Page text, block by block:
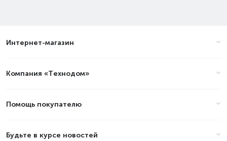
аккумуляторы в Алматы в 2026 году?
Цены на с экспресс доставкой в
2026)
Интернет-магазин
Компания «Технодом»
Помощь покупателю
Будьте в курсе новостей